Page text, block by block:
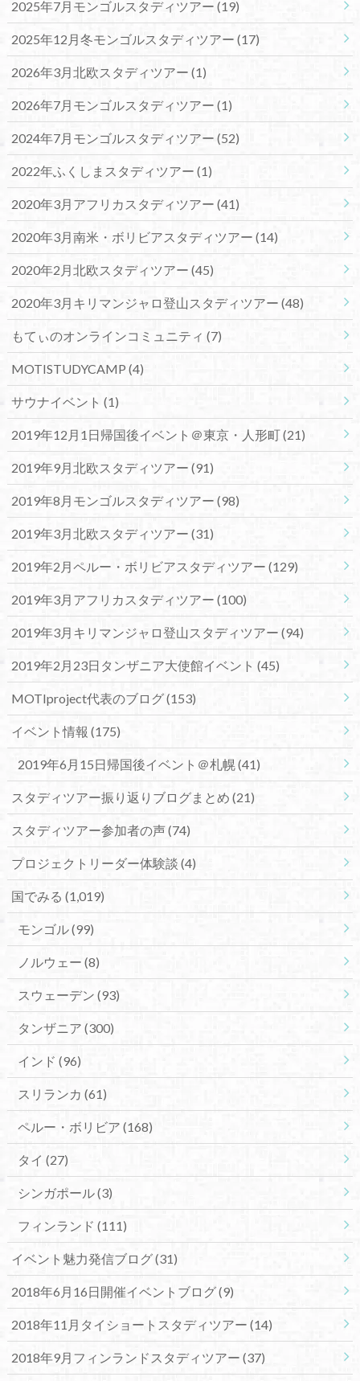
2025年7月モンゴルスタディツアー (19)
2025年12月冬モンゴルスタディツアー (17)
2026年3月北欧スタディツアー (1)
2026年7月モンゴルスタディツアー (1)
2024年7月モンゴルスタディツアー (52)
2022年ふくしまスタディツアー (1)
2020年3月アフリカスタディツアー (41)
2020年3月南米・ボリビアスタディツアー (14)
2020年2月北欧スタディツアー (45)
2020年3月キリマンジャロ登山スタディツアー (48)
もてぃのオンラインコミュニティ (7)
MOTISTUDYCAMP (4)
サウナイベント (1)
2019年12月1日帰国後イベント＠東京・人形町(21)
2019年9月北欧スタディツアー (91)
2019年8月モンゴルスタディツアー (98)
2019年3月北欧スタディツアー (31)
2019年2月ペルー・ボリビアスタディツアー (129)
2019年3月アフリカスタディツアー (100)
2019年3月キリマンジャロ登山スタディツアー (94)
2019年2月23日タンザニア大使館イベント (45)
MOTIproject代表のブログ(153)
イベント情報 (175)
2019年6月15日帰国後イベント＠札幌(41)
スタディツアー振り返りブログまとめ (21)
スタディツアー参加者の声(74)
プロジェクトリーダー体験談 (4)
国でみる (1,019)
モンゴル(99)
ノルウェー (8)
スウェーデン (93)
タンザニア (300)
インド (96)
スリランカ (61)
ペルー・ボリビア (168)
タイ (27)
シンガポール(3)
フィンランド (111)
イベント魅力発信ブログ(31)
2018年6月16日開催イベントブログ(9)
2018年11月タイショートスタディツアー (14)
2018年9月フィンランドスタディツアー (37)